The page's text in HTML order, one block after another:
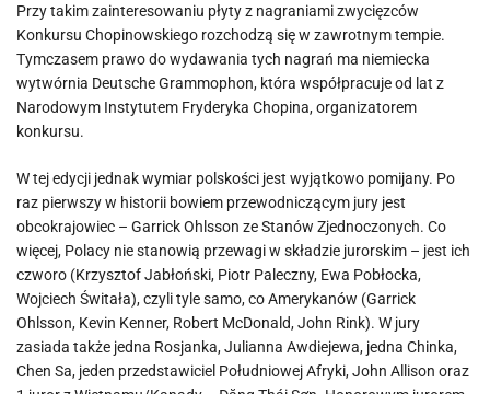
Przy takim zainteresowaniu płyty z nagraniami zwycięzców
Konkursu Chopinowskiego rozchodzą się w zawrotnym tempie.
Tymczasem prawo do wydawania tych nagrań ma niemiecka
wytwórnia Deutsche Grammophon, która współpracuje od lat z
Narodowym Instytutem Fryderyka Chopina, organizatorem
konkursu.
W tej edycji jednak wymiar polskości jest wyjątkowo pomijany. Po
raz pierwszy w historii bowiem przewodniczącym jury jest
obcokrajowiec – Garrick Ohlsson ze Stanów Zjednoczonych. Co
więcej, Polacy nie stanowią przewagi w składzie jurorskim – jest ich
czworo (Krzysztof Jabłoński, Piotr Paleczny, Ewa Pobłocka,
Wojciech Świtała), czyli tyle samo, co Amerykanów (Garrick
Ohlsson, Kevin Kenner, Robert McDonald, John Rink). W jury
zasiada także jedna Rosjanka, Julianna Awdiejewa, jedna Chinka,
Chen Sa, jeden przedstawiciel Południowej Afryki, John Allison oraz